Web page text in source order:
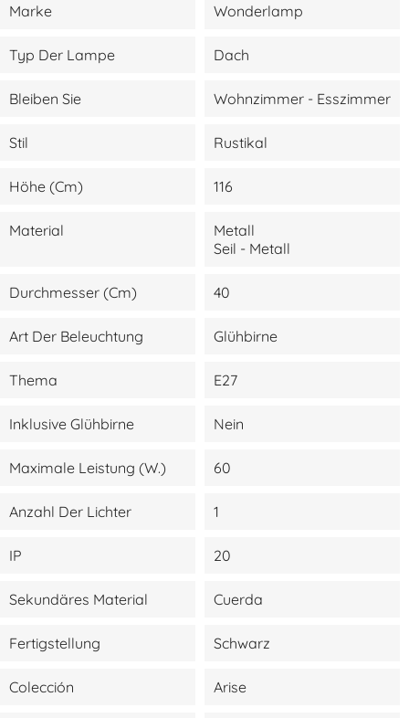
Marke Wonderlamp
Typ Der Lampe Dach
Bleiben Sie Wohnzimmer - Esszimmer
Stil Rustikal
Höhe (cm) 116
Material
Metall
Seil - Metall
Durchmesser (cm) 40
Art Der Beleuchtung Glühbirne
Thema E27
Inklusive Glühbirne Nein
Maximale Leistung (W.) 60
Anzahl Der Lichter 1
IP 20
Sekundäres Material Cuerda
Fertigstellung Schwarz
Colección Arise